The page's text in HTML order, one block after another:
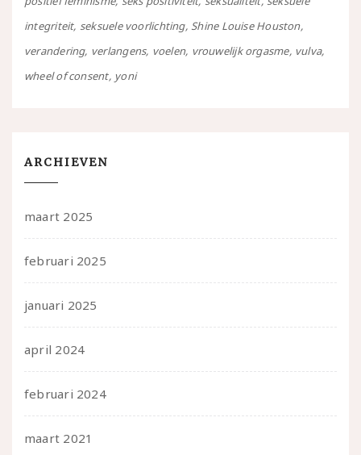
integriteit seksuele voorlichting Shine Louise Houston
verandering verlangens voelen vrouwelijk orgasme vulva
wheel of consent yoni
ARCHIEVEN
maart 2025
februari 2025
januari 2025
april 2024
februari 2024
maart 2021